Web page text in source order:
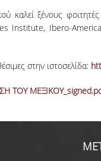
καλεί ξένους
Institute, Ibero-
στην ιστοσελίδα:
ΤΟΥ